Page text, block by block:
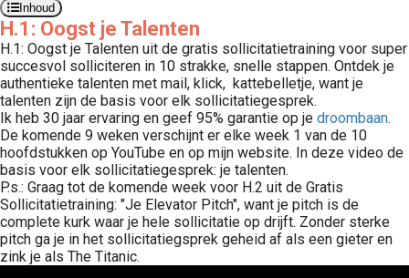
Inhoud
H.1: Oogst je Talenten
H.1: Oogst je Talenten uit de gratis sollicitatietraining voor super
succesvol solliciteren in 10 strakke, snelle stappen. Ontdek je
authentieke talenten met mail, klick, kattebelletje, want je
talenten zijn de basis voor elk sollicitatiegesprek.
Ik heb 30 jaar ervaring en geef 95% garantie op je droombaan.
De komende 9 weken verschijnt er elke week 1 van de 10
hoofdstukken op YouTube en op mijn website. In deze video de
basis voor elk sollicitatiegesprek: je talenten.
P.s.: Graag tot de komende week voor H.2 uit de Gratis
Sollicitatietraining: "Je Elevator Pitch", want je pitch is de
complete kurk waar je hele sollicitatie op drijft. Zonder sterke
pitch ga je in het sollicitatiegsprek geheid af als een gieter en
zink je als The Titanic.
gebruikt
te
de
Hierdoor
website-
van